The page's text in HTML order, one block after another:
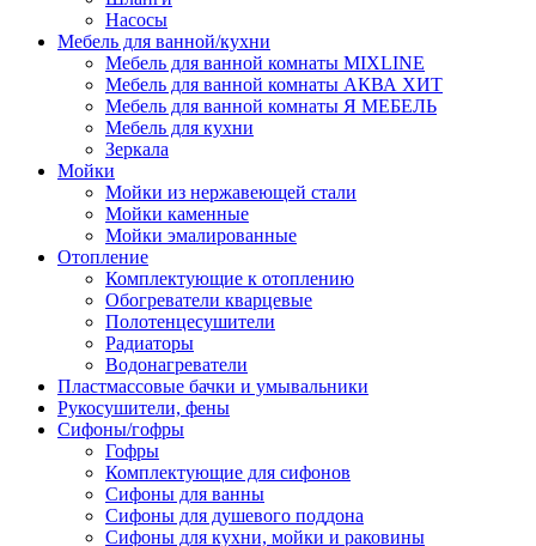
Насосы
Мебель для ванной/кухни
Мебель для ванной комнаты MIXLINE
Мебель для ванной комнаты АКВА ХИТ
Мебель для ванной комнаты Я МЕБЕЛЬ
Мебель для кухни
Зеркала
Мойки
Мойки из нержавеющей стали
Мойки каменные
Мойки эмалированные
Отопление
Комплектующие к отоплению
Обогреватели кварцевые
Полотенцесушители
Радиаторы
Водонагреватели
Пластмассовые бачки и умывальники
Рукосушители, фены
Сифоны/гофры
Гофры
Комплектующие для сифонов
Сифоны для ванны
Сифоны для душевого поддона
Сифоны для кухни, мойки и раковины